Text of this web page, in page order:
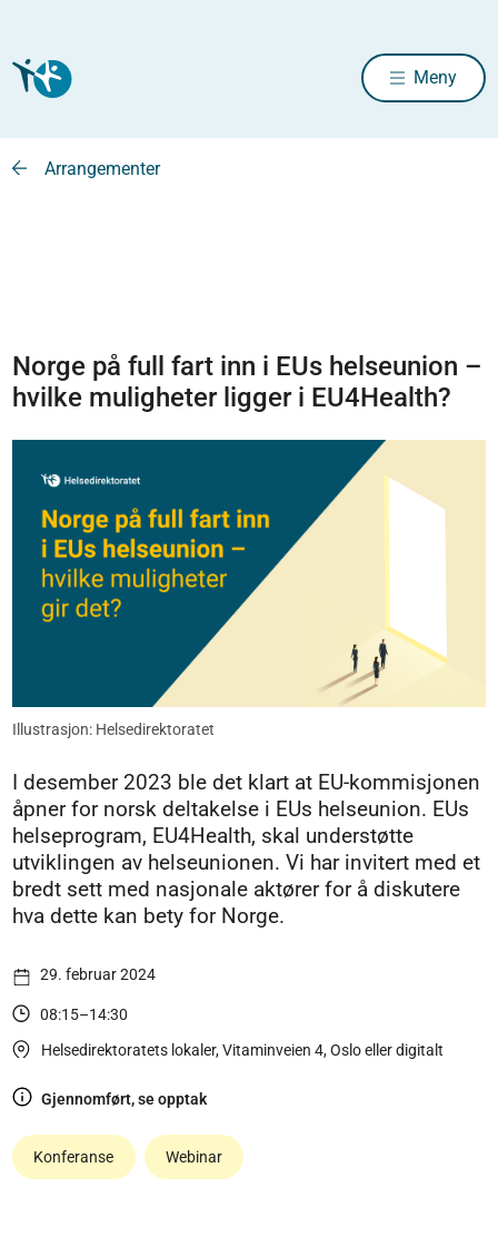
Meny
Arrangementer
Norge på full fart inn i EUs helseunion –
hvilke muligheter ligger i EU4Health?
Illustrasjon: Helsedirektoratet
I desember 2023 ble det klart at EU-kommisjonen
åpner for norsk deltakelse i EUs helseunion. EUs
helseprogram, EU4Health, skal understøtte
utviklingen av helseunionen. Vi har invitert med et
bredt sett med nasjonale aktører for å diskutere
hva dette kan bety for Norge.
29. februar 2024
08:15–14:30
Helsedirektoratets lokaler, Vitaminveien 4, Oslo eller digitalt
Gjennomført, se opptak
Konferanse Webinar